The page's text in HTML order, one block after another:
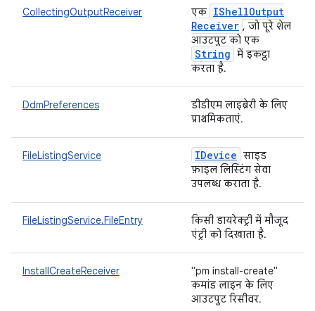
CollectingOutputReceiver एक IShellOutput
Receiver , जो पूरे शेल
आउटपुट को एक
String में इकट्ठा
करता है.
DdmPreferences
डीडीएम लाइब्रेरी के लिए
प्राथमिकताएं.
FileListingService IDevice साइड
फ़ाइल लिस्टिंग सेवा
उपलब्ध कराता है.
FileListingService.FileEntry
किसी डायरेक्ट्री में मौजूद
एंट्री को दिखाता है.
InstallCreateReceiver
"pm install-create"
कमांड लाइन के लिए
आउटपुट रिसीवर.